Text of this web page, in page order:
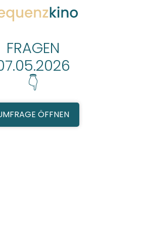
FRAGEN
👇
ÖFFNEN